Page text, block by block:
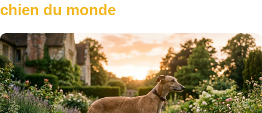
chien du monde